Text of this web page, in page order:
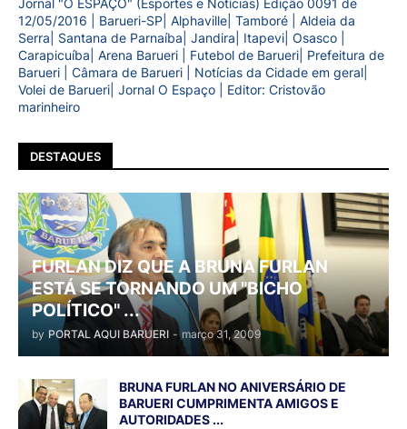
Jornal "O ESPAÇO" (Esportes e Notícias) Edição 0091 de
12/05/2016 | Barueri-SP| Alphaville| Tamboré | Aldeia da
Serra| Santana de Parnaíba| Jandira| Itapevi| Osasco |
Carapicuíba| Arena Barueri | Futebol de Barueri| Prefeitura de
Barueri | Câmara de Barueri | Notícias da Cidade em geral|
Volei de Barueri| Jornal O Espaço | Editor: Cristovão
marinheiro
DESTAQUES
FURLAN DIZ QUE A BRUNA FURLAN
ESTÁ SE TORNANDO UM "BICHO
POLÍTICO" ...
by PORTAL AQUI BARUERI - março 31, 2009
BRUNA FURLAN NO ANIVERSÁRIO DE
BARUERI CUMPRIMENTA AMIGOS E
AUTORIDADES ...